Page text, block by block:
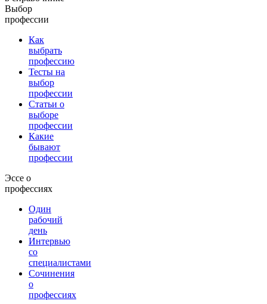
Выбор
профессии
Как
выбрать
профессию
Тесты на
выбор
профессии
Статьи о
выборе
профессии
Какие
бывают
профессии
Эссе о
профессиях
Один
рабочий
день
Интервью
со
специалистами
Сочинения
о
профессиях